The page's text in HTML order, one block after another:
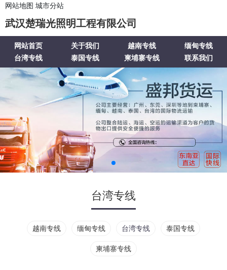
网站地图 城市分站
武汉楚瑞光照明工程有限公司
网站首页 关于我们 越南专线
缅甸专线
台湾专线
泰国专线 柬埔寨专线 联系我们
台湾专线
越南专线 缅甸专线 台湾专线 泰国专线
柬埔寨专线